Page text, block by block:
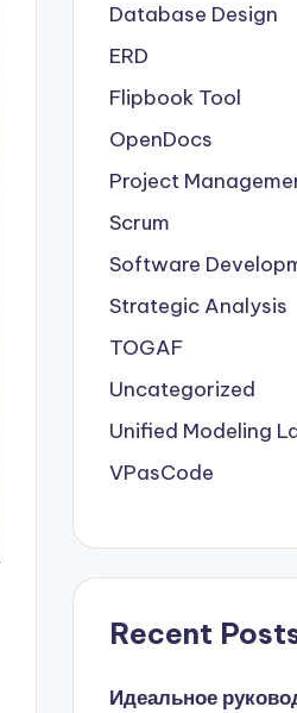
Database Design
ERD
Flipbook Tool
OpenDocs
Project
Scrum
Software
Strategic Analysis
TOGAF
Uncategorized
Unified Modeling
VPasCode
Recent
Идеальное